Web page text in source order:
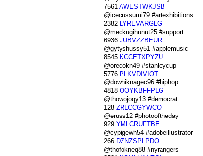
7561 AWESTWKJSB
@icecussumi79 #artexhibitions
2382 LYREVARGLG
@meckugihunut25 #support
6936 JUBVZZBEUR
@gytyshussy51 #applemusic
8545 KCCETXPYZU
@oreqokn49 #stanleycup
5776 PLKVDIVIOT
@dowhiknagec96 #hiphop
4818 OOYKBFFPLG
@thowojoqy13 #democrat
128 ZRLCCGYWCO
@eruss12 #photooftheday
929 YMLCRUFTBE
@cypigewh54 #adobeillustrator
266 DZNZSPLPDO
@thofokneq88 #nyrangers